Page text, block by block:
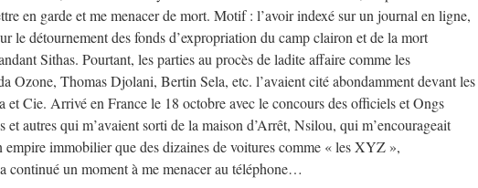
en garde et me menacer de mort. Motif : l’avoir indexé sur un journal en ligne,
le détournement des fonds d’expropriation du camp clairon et de la mort
Sithas. Pourtant, les parties au procès de ladite affaire comme les
Ozone, Thomas Djolani, Bertin Sela, etc. l’avaient cité abondamment devant les
et Cie. Arrivé en France le 18 octobre avec le concours des officiels et Ongs
et autres qui m’avaient sorti de la maison d’Arrêt, Nsilou, qui m’encourageait
empire immobilier que des dizaines de voitures comme « les XYZ »,
continué un moment à me menacer au téléphone…